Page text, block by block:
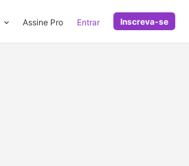
Assine Pro Entrar Inscreva-se